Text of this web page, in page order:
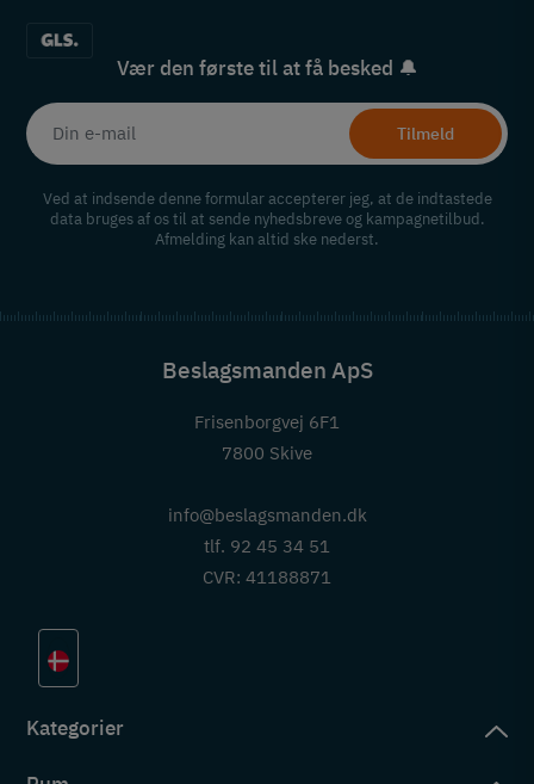
Vær den første til at få besked 🔔
Tilmeld
Ved at indsende denne formular accepterer jeg, at de indtastede
data bruges af os til at sende nyhedsbreve og kampagnetilbud.
Afmelding kan altid ske nederst.
Beslagsmanden ApS
Frisenborgvej 6F1
7800 Skive
info@beslagsmanden.dk
tlf. 92 45 34 51
CVR: 41188871
Kategorier